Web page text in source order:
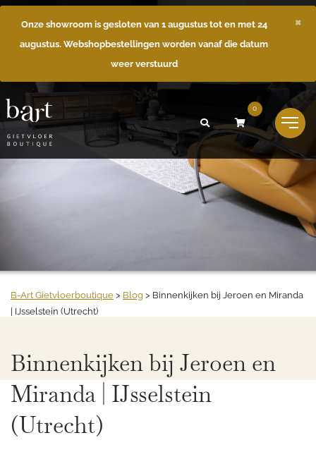
Onze showroom is gesloten van 1 augustus tot en met 24
augustus. Webshopbestellingen worden vanaf die datum
weer verstuurd
×
0
B-Art Gietvloerboutique > Blog > Binnenkijken bij Jeroen en Miranda
| IJsselstein (Utrecht)
Binnenkijken bij Jeroen en
Miranda | IJsselstein
(Utrecht)